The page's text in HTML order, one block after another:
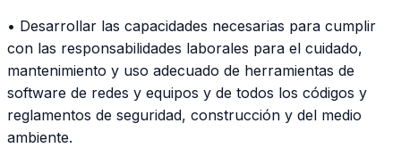
• Desarrollar las capacidades necesarias para cumplir
con las responsabilidades laborales para el cuidado,
mantenimiento y uso adecuado de herramientas de
software de redes y equipos y de todos los códigos y
reglamentos de seguridad, construcción y del medio
ambiente.